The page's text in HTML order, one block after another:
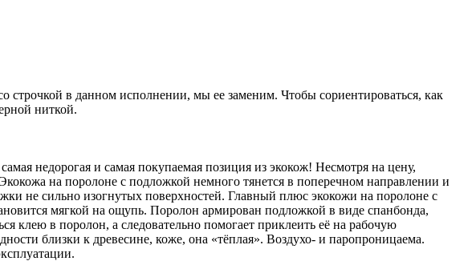
строчкой в данном исполнении, мы ее заменим. Чтобы сориентироваться, как
ниткой.
недорогая и самая покупаемая позиция из экокож! Несмотря на цену,
на поролоне с подложкой немного тянется в поперечном направлении и
не сильно изогнутых поверхностей. Главный плюс экокожи на поролоне с
мягкой на ощупь. Поролон армирован подложкой в виде спанбонда,
клею в поролон, а следовательно помогает приклеить её на рабочую
близки к древесине, коже, она «тёплая». Воздухо- и паропроницаема.